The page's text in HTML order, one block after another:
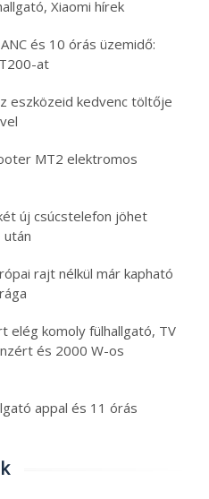
Xiaomi hírek
és 10 órás üzemidő:
at
eszközeid kedvenc töltője
MT2 elektromos
új csúcstelefon jöhet
után
rajt nélkül már kapható
elég komoly fülhallgató, TV
és 2000 W-os
appal és 11 órás